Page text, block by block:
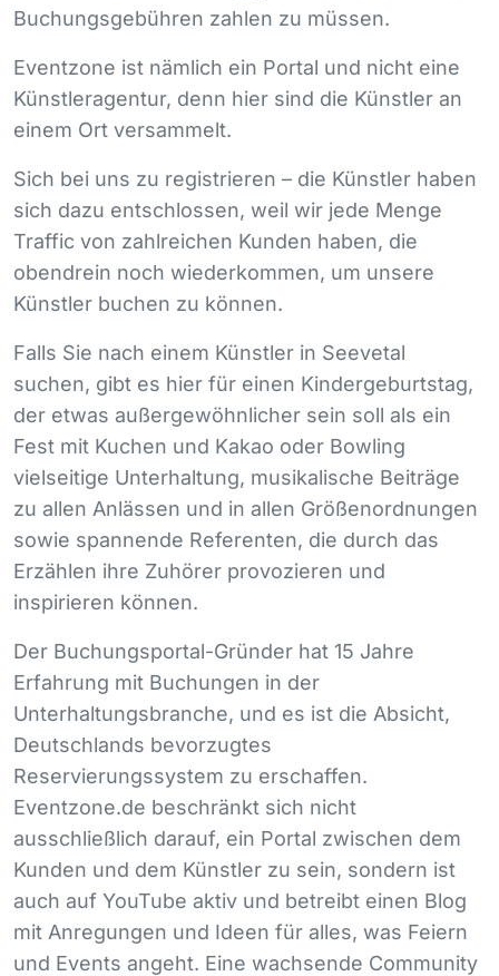
Buchungsgebühren zahlen zu müssen.
Eventzone ist nämlich ein Portal und nicht eine
Künstleragentur, denn hier sind die Künstler an
einem Ort versammelt.
Sich bei uns zu registrieren – die Künstler haben
sich dazu entschlossen, weil wir jede Menge
Traffic von zahlreichen Kunden haben, die
obendrein noch wiederkommen, um unsere
Künstler buchen zu können.
Falls Sie nach einem Künstler in Seevetal
suchen, gibt es hier für einen Kindergeburtstag,
der etwas außergewöhnlicher sein soll als ein
Fest mit Kuchen und Kakao oder Bowling
vielseitige Unterhaltung, musikalische Beiträge
zu allen Anlässen und in allen Größenordnungen
sowie spannende Referenten, die durch das
Erzählen ihre Zuhörer provozieren und
inspirieren können.
Der Buchungsportal-Gründer hat 15 Jahre
Erfahrung mit Buchungen in der
Unterhaltungsbranche, und es ist die Absicht,
Deutschlands bevorzugtes
Reservierungssystem zu erschaffen.
Eventzone.de beschränkt sich nicht
ausschließlich darauf, ein Portal zwischen dem
Kunden und dem Künstler zu sein, sondern ist
auch auf YouTube aktiv und betreibt einen Blog
mit Anregungen und Ideen für alles, was Feiern
und Events angeht. Eine wachsende Community